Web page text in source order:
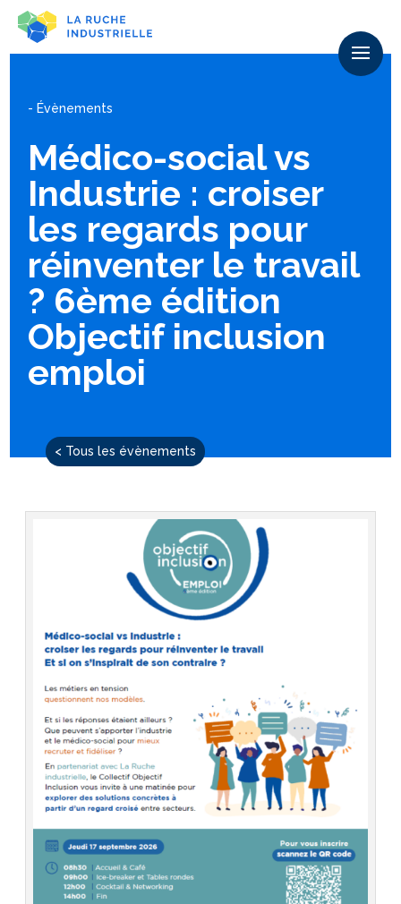
- Évènements
Médico-social vs
Industrie : croiser
les regards pour
réinventer le travail
? 6ème édition
Objectif inclusion
emploi
< Tous les évènements